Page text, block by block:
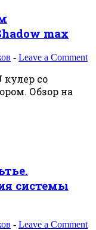
max
- Leave a Comment
со
Обзор на
системы
- Leave a Comment